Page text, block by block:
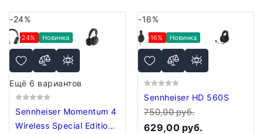
-24%
-24% Новинка
Ещё 6 вариантов
Sennheiser Momentum 4
Wireless Special Edition
-16%
-16% Новинка
Sennheiser HD 560S
750,00 руб.
629,00 руб.